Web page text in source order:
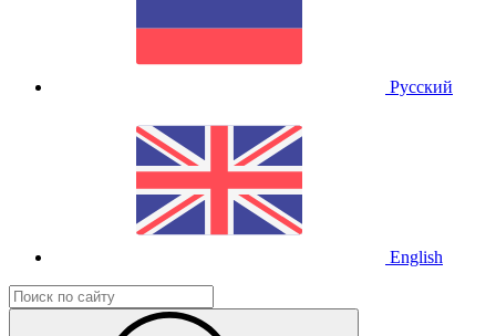
Русский
English